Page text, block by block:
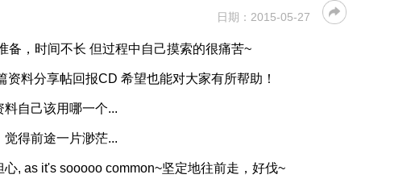
日期： 2015-05-27
备，时间不长 但过程中自己摸索的很痛苦~
料分享帖回报CD 希望也能对大家有所帮助！
自己该用哪一个...
得前途一片渺茫...
, as it's sooooo common~坚定地往前走，好伐~